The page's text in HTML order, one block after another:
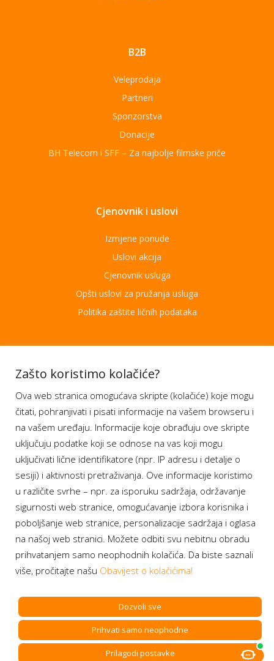
B2B
Veleprodaja
Partneri
Sponzorstva
Donacije
BH Telecom i SFF – Za najbolje filmske priče
Cjenovnik i uslovi
Izmjene ponude
Uslovi akcija
Cjenovnik usluga
Opšti uslovi za pružanja usluga
Politika zaštite ličnih podataka
Aplikacije
Moj BH Telecom
Dostupnost usluga
Moja webTV
Aukcije BH Telecom
Program lojalnosti
Bonus plus
Prijava za newsletter
Copyright BH Telecom d.d. Sarajevo. All rights reserved.
Zašto koristimo kolačiće?
Ova web stranica omogućava skripte (kolačiće) koje mogu
čitati, pohranjivati i pisati informacije na vašem browseru i
na vašem uređaju. Informacije koje obrađuju ove skripte
uključuju podatke koji se odnose na vas koji mogu
uključivati lične identifikatore (npr. IP adresu i detalje o
sesiji) i aktivnosti pretraživanja. Ove informacije koristimo
u različite svrhe – npr. za isporuku sadržaja, održavanje
sigurnosti web stranice, omogućavanje izbora korisnika i
poboljšanje web stranice, personalizacije sadržaja i oglasa
na našoj web stranici. Možete odbiti svu nebitnu obradu
prihvatanjem samo neophodnih kolačića. Da biste saznali
više, pročitajte našu Obavijest o kolačićima!
Dozvoli sve
Prihvati samo neophodne
Prilagodi postavke